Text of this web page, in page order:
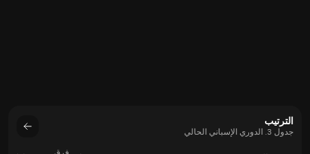
الترتيب
جدول 3. الدوري الإسباني الحالي